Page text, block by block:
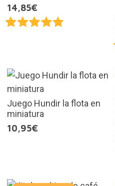
14,85€
Juego Hundir la flota en
miniatura
10,95€